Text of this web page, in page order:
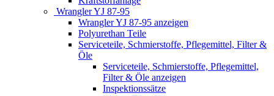
Wrangler YJ 87-95
Wrangler YJ 87-95 anzeigen
Polyurethan Teile
Serviceteile, Schmierstoffe, Pflegemittel, Filter &
Öle
Serviceteile, Schmierstoffe, Pflegemittel,
Filter & Öle anzeigen
Inspektionssätze